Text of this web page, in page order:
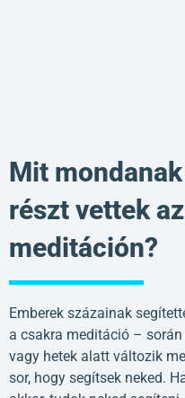
Mit
részt vettek
meditáción?
Emberek százainak
a csakra meditáció –
vagy hetek alatt változik
sor, hogy segítsek neked.